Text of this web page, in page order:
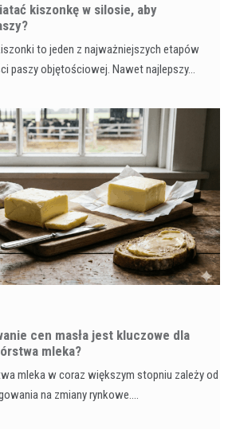
kiszonkę w silosie, aby
to jeden z najważniejszych etapów
paszy objętościowej. Nawet najlepszy…
cen masła jest kluczowe dla
mleka?
mleka w coraz większym stopniu zależy od
na zmiany rynkowe.…